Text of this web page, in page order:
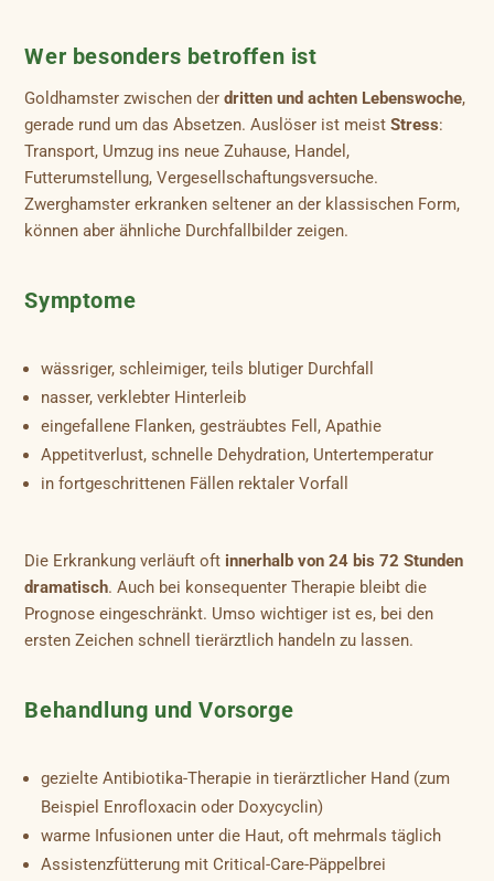
Wer besonders betroffen ist
Goldhamster zwischen derdritten und achten Lebenswoche,
gerade rund um das Absetzen. Auslöser ist meistStress:
Transport, Umzug ins neue Zuhause, Handel,
Futterumstellung, Vergesellschaftungsversuche.
Zwerghamster erkranken seltener an der klassischen Form,
können aber ähnliche Durchfallbilder zeigen.
Symptome
wässriger, schleimiger, teils blutiger Durchfall
nasser, verklebter Hinterleib
eingefallene Flanken, gesträubtes Fell, Apathie
Appetitverlust, schnelle Dehydration, Untertemperatur
in fortgeschrittenen Fällen rektaler Vorfall
Die Erkrankung verläuft oft innerhalb von 24 bis 72 Stunden
dramatisch. Auch bei konsequenter Therapie bleibt die
Prognose eingeschränkt. Umso wichtiger ist es, bei den
ersten Zeichen schnell tierärztlich handeln zu lassen.
Behandlung und Vorsorge
gezielte Antibiotika-Therapie in tierärztlicher Hand (zum
Beispiel Enrofloxacin oder Doxycyclin)
warme Infusionen unter die Haut, oft mehrmals täglich
Assistenzfütterung mit Critical-Care-Päppelbrei